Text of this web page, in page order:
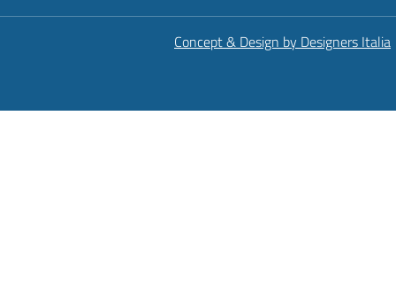
Concept & Design by Designers Italia